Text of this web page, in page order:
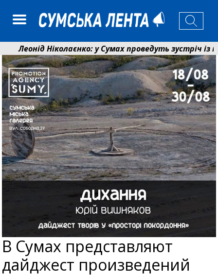
Леонід Ніколаєнко: у Сумах проведуть зустріч із
Лікарня Святого Пантелеймона отримала апарат
В Сумах представляют
дайджест произведений